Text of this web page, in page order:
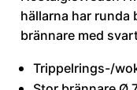
hällarna har runda
brännare med
Trippelrings-/